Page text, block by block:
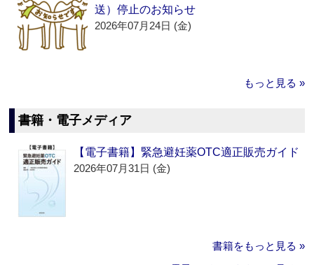
送）停止のお知らせ
2026年07月24日 (金)
もっと見る »
書籍・電子メディア
【電子書籍】緊急避妊薬OTC適正販売ガイド
2026年07月31日 (金)
書籍をもっと見る »